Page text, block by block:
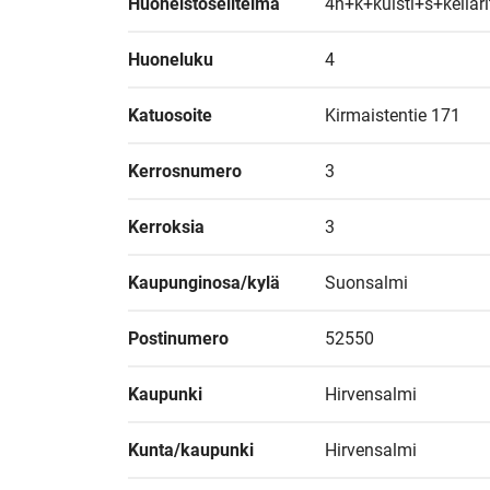
Huoneluku 4
Katuosoite Kirmaistentie 171
Kerrosnumero 3
Kerroksia 3
Kaupunginosa/kylä Suonsalmi
Postinumero 52550
Kaupunki Hirvensalmi
Kunta/kaupunki Hirvensalmi